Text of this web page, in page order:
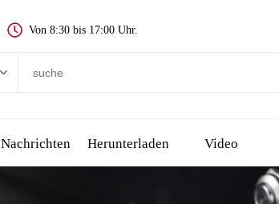
Von 8:30 bis 17:00 Uhr.
Nachrichten Herunterladen Video